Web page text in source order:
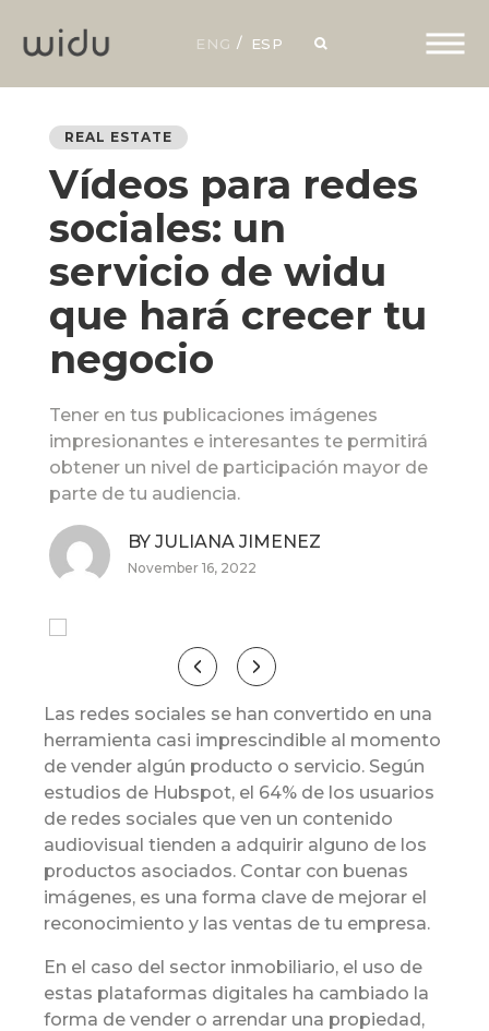
ENG ESP
REAL ESTATE
Vídeos para redes
sociales: un
servicio de widu
que hará crecer tu
negocio
Tener en tus publicaciones imágenes
impresionantes e interesantes te permitirá
obtener un nivel de participación mayor de
parte de tu audiencia.
BY JULIANA JIMENEZ
November 16, 2022
Las redes sociales se han convertido en una
herramienta casi imprescindible al momento
de vender algún producto o servicio. Según
estudios de Hubspot, el 64% de los usuarios
de redes sociales que ven un contenido
audiovisual tienden a adquirir alguno de los
productos asociados. Contar con buenas
imágenes, es una forma clave de mejorar el
reconocimiento y las ventas de tu empresa.
En el caso del sector inmobiliario, el uso de
estas plataformas digitales ha cambiado la
forma de vender o arrendar una propiedad,